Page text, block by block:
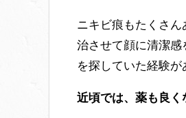
ニキビ痕もたくさ
治させて顔に清潔
を探していた経験が
近頃では、薬も良く